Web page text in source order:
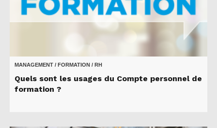
MANAGEMENT / FORMATION / RH
Quels sont les usages du Compte personnel de
formation ?